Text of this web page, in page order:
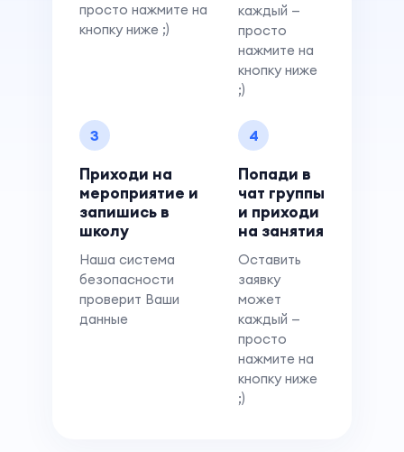
просто нажмите на
кнопку ниже ;)
каждый —
просто
нажмите на
кнопку ниже
;)
3
Приходи на
мероприятие и
запишись в
школу
Наша система
безопасности
проверит Ваши
данные
4
Попади в
чат группы
и приходи
на занятия
Оставить
заявку
может
каждый —
просто
нажмите на
кнопку ниже
;)